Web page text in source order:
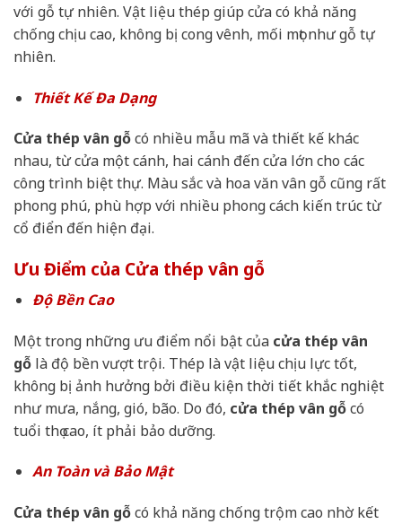
với gỗ tự nhiên. Vật liệu thép giúp cửa có khả năng
chống chịu cao, không bị cong vênh, mối mọt như gỗ tự
nhiên.
Thiết Kế Đa Dạng
Cửa thép vân gỗcó nhiều mẫu mã và thiết kế khác
nhau, từ cửa một cánh, hai cánh đến cửa lớn cho các
công trình biệt thự. Màu sắc và hoa văn vân gỗ cũng rất
phong phú, phù hợp với nhiều phong cách kiến trúc từ
cổ điển đến hiện đại.
Ưu Điểm của Cửa thép vân gỗ
Độ Bền Cao
Một trong những ưu điểm nổi bật của cửa thép vân
gỗ là độ bền vượt trội. Thép là vật liệu chịu lực tốt,
không bị ảnh hưởng bởi điều kiện thời tiết khắc nghiệt
như mưa, nắng, gió, bão. Do đó, cửa thép vân gỗcó
tuổi thọ cao, ít phải bảo dưỡng.
An Toàn và Bảo Mật
Cửa thép vân gỗcó khả năng chống trộm cao nhờ kết